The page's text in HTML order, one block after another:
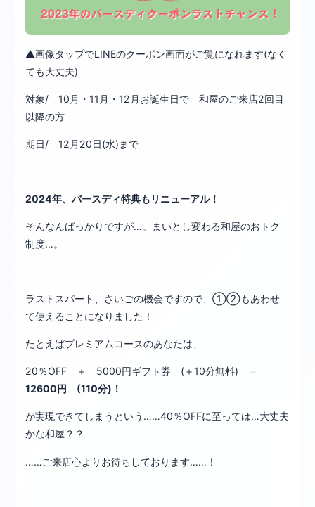
▲画像タップでLINEのクーポン画面がご覧になれます(なく
ても大丈夫)
対象/ 10月・11月・12月お誕生日で 和屋のご来店2回目
以降の方
期日/ 12月20日(水)まで
2024年、バースディ特典もリニューアル！
そんなんばっかりですが…。まいとし変わる和屋のおトク
制度…。
ラストスパート、さいごの機会ですので、①②もあわせ
て使えることになりました！
たとえばプレミアムコースのあなたは、
20％OFF ＋ 5000円ギフト券 (＋10分無料) ＝
12600円 (110分)！
が実現できてしまうという……40％OFFに至っては…大丈夫
かな和屋？？
……ご来店心よりお待ちしております……！